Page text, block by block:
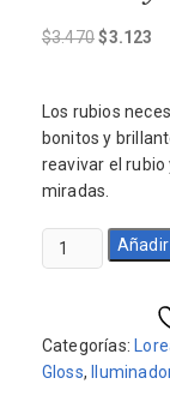
$3.470El
era:
$3.470.
$3.123
Los rubios
bonitos y
reavivar el
miradas.
Pack
Blondifier
300ml
y
Categorías:
Gloss,